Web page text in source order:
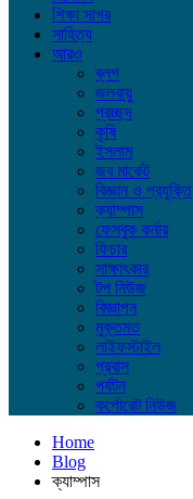
শিক্ষা সাগর
সাহিত্য
আরও
ব্লগ
জলবায়ু
প্রচ্ছদ
কৃষি
ইসলাম
জব মার্কেট
বিজ্ঞান ও প্রযুক্তি
ক্যাম্পাস
ফেসবুক কর্নার
ফিচার
সাক্ষাৎকার
টপ নিউজ
বিজ্ঞাপন
মুক্তমত
লাইফস্টাইল
প্রবাস
পর্যটন
কর্পোরেট নিউজ
Home
Blog
ক্যাম্পাস